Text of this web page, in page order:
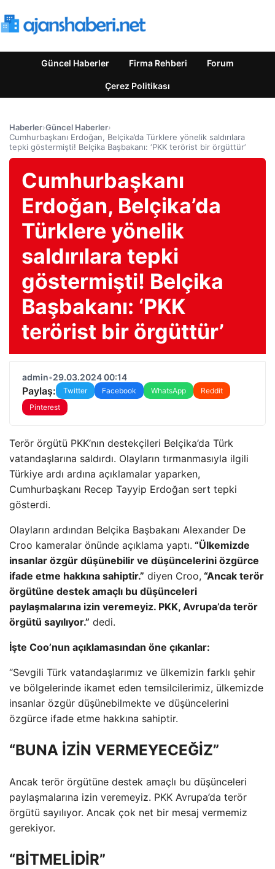
Güncel Haberler Firma Rehberi Forum
Çerez Politikası
Haberler›Güncel Haberler›
Cumhurbaşkanı Erdoğan, Belçika’da Türklere yönelik saldırılara
tepki göstermişti! Belçika Başbakanı: ‘PKK terörist bir örgüttür’
Cumhurbaşkanı
Erdoğan, Belçika’da
Türklere yönelik
saldırılara tepki
göstermişti! Belçika
Başbakanı: ‘PKK
terörist bir örgüttür’
admin•29.03.2024 00:14
Paylaş: Twitter Facebook WhatsApp
Reddit
Pinterest
Terör örgütü PKK’nın destekçileri Belçika’da Türk
vatandaşlarına saldırdı. Olayların tırmanmasıyla ilgili
Türkiye ardı ardına açıklamalar yaparken,
Cumhurbaşkanı Recep Tayyip Erdoğan sert tepki
gösterdi.
Olayların ardından Belçika Başbakanı Alexander De
Croo kameralar önünde açıklama yaptı. “Ülkemizde
insanlar özgür düşünebilir ve düşüncelerini özgürce
ifade etme hakkına sahiptir.” diyen Croo, “Ancak terör
örgütüne destek amaçlı bu düşünceleri
paylaşmalarına izin veremeyiz. PKK, Avrupa’da terör
örgütü sayılıyor.” dedi.
İşte Coo’nun açıklamasından öne çıkanlar:
“Sevgili Türk vatandaşlarımız ve ülkemizin farklı şehir
ve bölgelerinde ikamet eden temsilcilerimiz, ülkemizde
insanlar özgür düşünebilmekte ve düşüncelerini
özgürce ifade etme hakkına sahiptir.
“BUNA İZİN VERMEYECEĞİZ”
Ancak terör örgütüne destek amaçlı bu düşünceleri
paylaşmalarına izin veremeyiz. PKK Avrupa’da terör
örgütü sayılıyor. Ancak çok net bir mesaj vermemiz
gerekiyor.
“BİTMELİDİR”